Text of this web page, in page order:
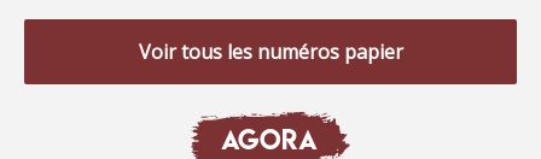
Voir tous les numéros papier
AGORA